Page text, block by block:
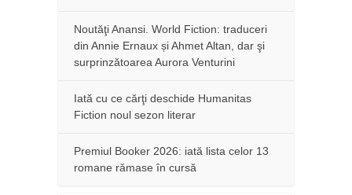
Noutăţi Anansi. World Fiction: traduceri
din Annie Ernaux și Ahmet Altan, dar şi
surprinzătoarea Aurora Venturini
Iată cu ce cărţi deschide Humanitas
Fiction noul sezon literar
Premiul Booker 2026: iată lista celor 13
romane rămase în cursă